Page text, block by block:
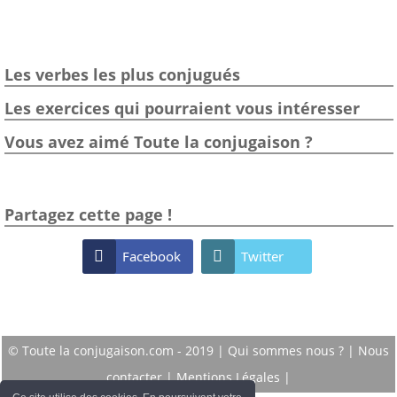
Les verbes les plus conjugués
Les exercices qui pourraient vous intéresser
Vous avez aimé Toute la conjugaison ?
Partagez cette page !
 Facebook  Twitter
© Toute la conjugaison.com - 2019 | Qui sommes nous ? | Nous
contacter|Mentions Légales |